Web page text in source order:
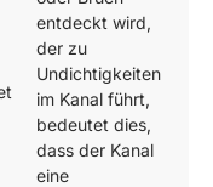
entdeckt wird,
der zu
Undichtigkeiten
im Kanal führt,
bedeutet dies,
dass der Kanal
eine